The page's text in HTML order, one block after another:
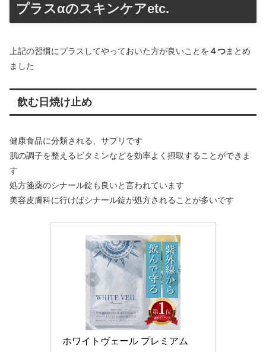
プラスαのスキンケアetc.
上記の習慣にプラスしてやっておいた方が良いことを ４つまとめ
ました
飲む日焼け止め
健康食品に分類される、サプリです
肌の調子を整えるビタミンなどを効率よく摂取することができま
す
処方箋薬のシナール錠も良いと言われています
美容皮膚科に行けばシナール錠が処方されることが多いです
ホワイトヴェール プレミアム